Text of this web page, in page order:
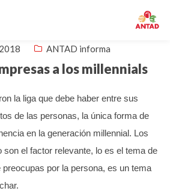
ANTAD informa
a los millennials
la liga que debe haber entre sus
de las personas, la única forma de
en la generación millennial. Los
son el factor relevante, lo es el tema de
preocupas por la persona, es un tema